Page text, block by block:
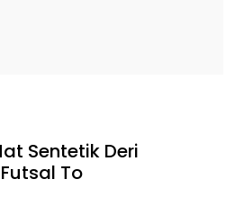
Sentetik Deri
To